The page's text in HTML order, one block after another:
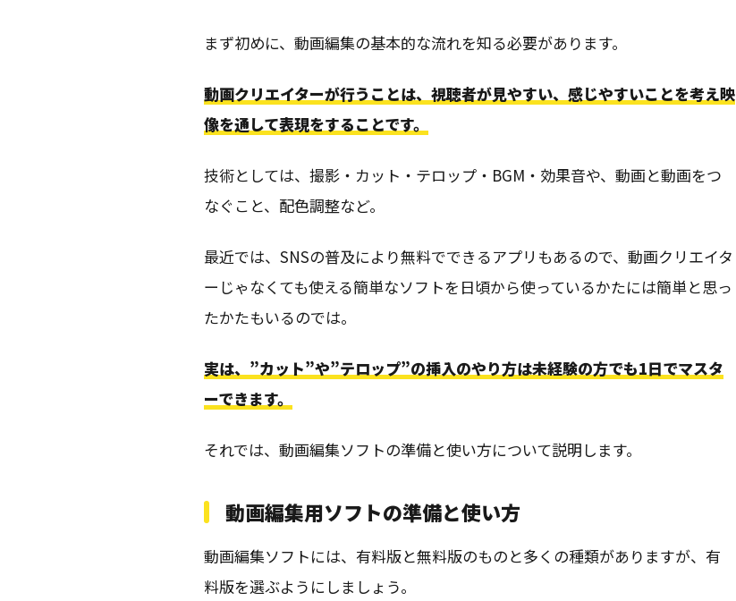
まず初めに、動画編集の基本的な流れを知る必要があります。
動画クリエイターが行うことは、視聴者が見やすい、感じやすいことを考え映
像を通して表現をすることです。
技術としては、撮影・カット・テロップ・BGM・効果音や、動画と動画をつ
なぐこと、配色調整など。
最近では、SNSの普及により無料でできるアプリもあるので、動画クリエイタ
ーじゃなくても使える簡単なソフトを日頃から使っているかたには簡単と思っ
たかたもいるのでは。
実は、”カット”や”テロップ”の挿入のやり方は未経験の方でも1日でマスタ
ーできます。
それでは、動画編集ソフトの準備と使い方について説明します。
動画編集用ソフトの準備と使い方
動画編集ソフトには、有料版と無料版のものと多くの種類がありますが、有
料版を選ぶようにしましょう。